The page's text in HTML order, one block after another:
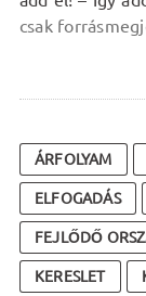
csak
ÁRFOLYAM
ELFOGADÁS
FEJLŐDŐ
KERESLET